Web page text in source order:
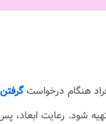
هنگام درخواست
شود. رعایت ابعاد،